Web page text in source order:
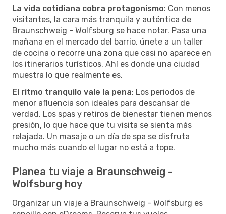
La vida cotidiana cobra protagonismo: Con menos
visitantes, la cara más tranquila y auténtica de
Braunschweig - Wolfsburg se hace notar. Pasa una
mañana en el mercado del barrio, únete a un taller
de cocina o recorre una zona que casi no aparece en
los itinerarios turísticos. Ahí es donde una ciudad
muestra lo que realmente es.
El ritmo tranquilo vale la pena: Los periodos de
menor afluencia son ideales para descansar de
verdad. Los spas y retiros de bienestar tienen menos
presión, lo que hace que tu visita se sienta más
relajada. Un masaje o un día de spa se disfruta
mucho más cuando el lugar no está a tope.
Planea tu viaje a Braunschweig -
Wolfsburg hoy
Organizar un viaje a Braunschweig - Wolfsburg es